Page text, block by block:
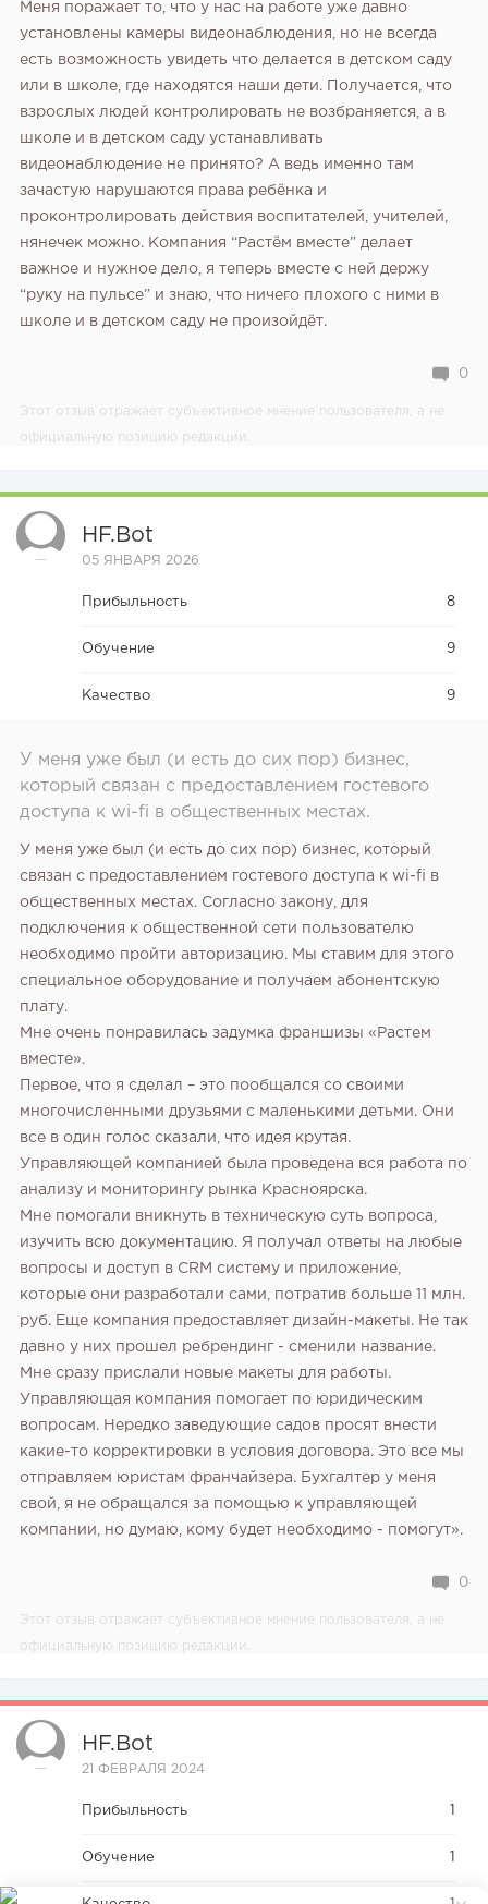
Меня поражает то, что у нас на работе уже давно
установлены камеры видеонаблюдения, но не всегда
есть возможность увидеть что делается в детском саду
или в школе, где находятся наши дети. Получается, что
взрослых людей контролировать не возбраняется, а в
школе и в детском саду устанавливать
видеонаблюдение не принято? А ведь именно там
зачастую нарушаются права ребёнка и
проконтролировать действия воспитателей, учителей,
нянечек можно. Компания “Растём вместе” делает
важное и нужное дело, я теперь вместе с ней держу
“руку на пульсе” и знаю, что ничего плохого с ними в
школе и в детском саду не произойдёт.
0
Этот отзыв отражает субъективное мнение пользователя, а не
официальную позицию редакции.
HF.bot
05 ЯНВАРЯ 2026
Прибыльность 8
Обучение 9
Качество 9
У меня уже был (и есть до сих пор) бизнес,
который связан с предоставлением гостевого
доступа к wi-fi в общественных местах.
У меня уже был (и есть до сих пор) бизнес, который
связан с предоставлением гостевого доступа к wi-fi в
общественных местах. Согласно закону, для
подключения к общественной сети пользователю
необходимо пройти авторизацию. Мы ставим для этого
специальное оборудование и получаем абонентскую
плату.
Мне очень понравилась задумка франшизы «Растем
вместе».
Первое, что я сделал – это пообщался со своими
многочисленными друзьями с маленькими детьми. Они
все в один голос сказали, что идея крутая.
Управляющей компанией была проведена вся работа по
анализу и мониторингу рынка Красноярска.
Мне помогали вникнуть в техническую суть вопроса,
изучить всю документацию. Я получал ответы на любые
вопросы и доступ в CRM систему и приложение,
которые они разработали сами, потратив больше 11 млн.
руб. Еще компания предоставляет дизайн-макеты. Не так
давно у них прошел ребрендинг - сменили название.
Мне сразу прислали новые макеты для работы.
Управляющая компания помогает по юридическим
вопросам. Нередко заведующие садов просят внести
какие-то корректировки в условия договора. Это все мы
отправляем юристам франчайзера. Бухгалтер у меня
свой, я не обращался за помощью к управляющей
компании, но думаю, кому будет необходимо - помогут».
0
Этот отзыв отражает субъективное мнение пользователя, а не
официальную позицию редакции.
HF.bot
21 ФЕВРАЛЯ 2024
Прибыльность
Обучение